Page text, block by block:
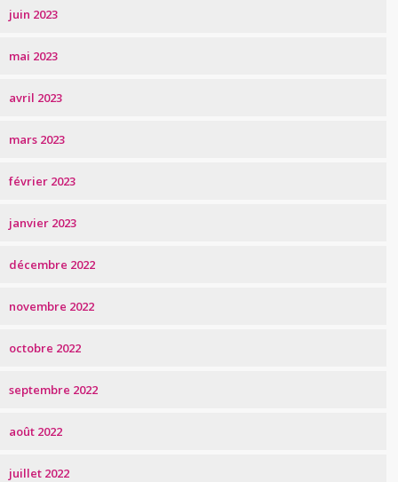
juin 2023
mai 2023
avril 2023
mars 2023
février 2023
janvier 2023
décembre 2022
novembre 2022
octobre 2022
septembre 2022
août 2022
juillet 2022